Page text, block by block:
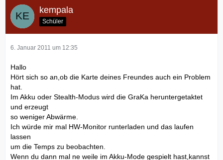
kempala
Schüler
6. Januar 2011 um 12:35
Hallo
Hört sich so an,ob die Karte deines Freundes auch ein Problem
hat.
Im Akku oder Stealth-Modus wird die GraKa heruntergetaktet
und erzeugt
so weniger Abwärme.
Ich würde mir mal HW-Monitor runterladen und das laufen
lassen
um die Temps zu beobachten.
Wenn du dann mal ne weile im Akku-Mode gespielt hast,kannst